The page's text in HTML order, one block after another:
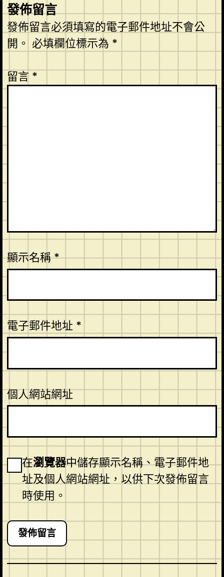
發佈留言
發佈留言必須填寫的電子郵件地址不會公
開。 必填欄位標示為 *
留言 *
顯示名稱*
電子郵件地址 *
個人網站網址
在瀏覽器中儲存顯示名稱、電子郵件地
址及個人網站網址，以供下次發佈留言
時使用。